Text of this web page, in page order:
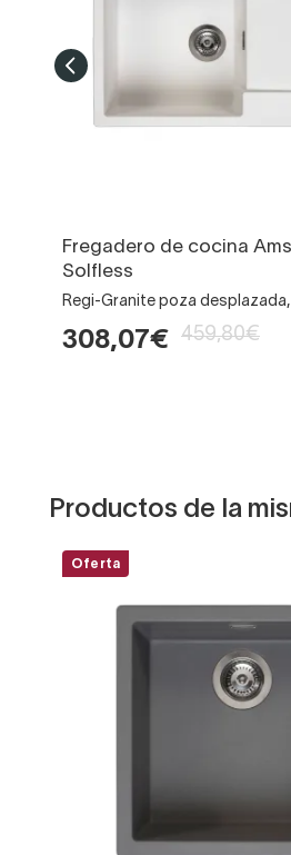
Fregadero de cocina
Solfless
Regi-Granite poza
308,07€ 459,80€
Productos de la
Oferta